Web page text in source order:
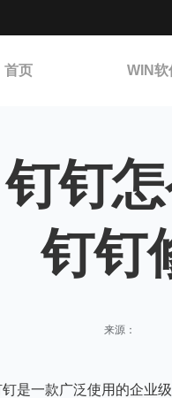
首页 WIN软
钉钉
钉钉
来源：
钉是一款广泛使用的企业